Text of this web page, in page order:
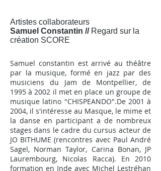
Artistes collaborateurs
Samuel Constantin // Regard sur la
création SCORE
Samuel constantin est arrivé au théâtre
par la musique, formé en jazz par des
musiciens du Jam de Montpellier, de
1995 à 2002 il met en place un groupe de
musique latino "CHISPEANDO".De 2001 à
2004, il s'intéresse au Masque, le mime et
la danse en participant a de nombreux
stages dans le cadre du cursus acteur de
JO BITHUME (rencontres avec Paul André
Sagel, Norman Taylor, Carina Bonan, JP
Laurembourg, Nicolas Racca). En 2010
formation en Inde avec Michel Lestréhan